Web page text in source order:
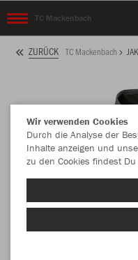
TC Mackenbach
ZURÜCK TC Mackenbach
Wir verwenden Cookies
Durch die Analyse der
Inhalte anzeigen und
zu den Cookies findest